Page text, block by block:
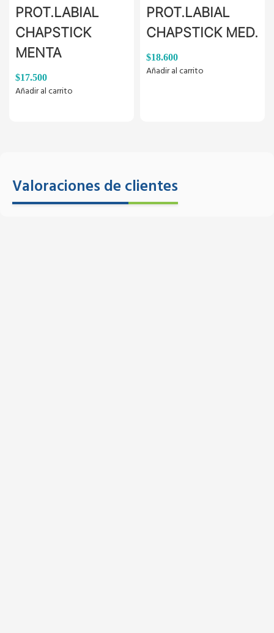
PROT.LABIAL
CHAPSTICK
MENTA
$17.500
Añadir al carrito
PROT.LABIAL
CHAPSTICK MED.
$18.600
Añadir al carrito
Valoraciones de clientes